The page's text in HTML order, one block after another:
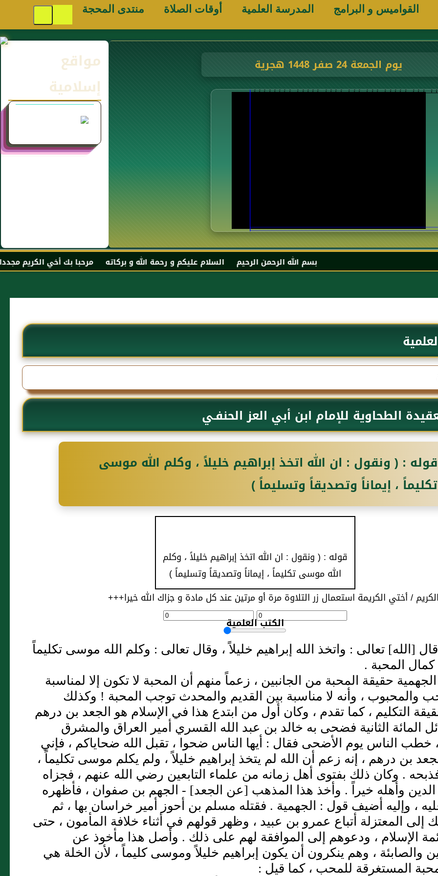
القواميس و البرامج المدرسة العلمية أوقات الصلاة منتدى المحجة
يوم الجمعة 24 صفر 1448 هجرية
مواقع
إسلامية
بسم الله الرحمن الرحيم السلام عليكم و رحمة الله و بركاته مرحبا بك أخي الكريم مجددا في موقعك
الطحاوية للإمام ابن أبي العز الحنفـي
قوله : ( ونقول : ان الله اتخذ إبراهيم خليلاً ، وكلم الله موسى
تكليماً ، إيماناً وتصديقاً وتسليماً )
قوله : ( ونقول : ان الله اتخذ إبراهيم خليلاً ، وكلم
الله موسى تكليماً ، إيماناً وتصديقاً وتسليماً )
/ أختي الكريمة استعمال زر التلاوة مرة أو مرتين عند كل مادة و جزاك الله خيرا+++
الكتب العلمية
[الله] تعالى : واتخذ الله إبراهيم خليلاً ، وقال تعالى : وكلم الله موسى تكليماً
كمال المحبة .
حقيقة المحبة من الجانبين ، زعماً منهم أن المحبة لا تكون إلا لمناسبة
والمحبوب ، وأنه لا مناسبة بين القديم والمحدث توجب المحبة ! وكذلك
التكليم ، كما تقدم ، وكان أول من ابتدع هذا في الإسلام هو الجعد بن درهم
المائة الثانية فضحى به خالد بن عبد الله القسري أمير العراق والمشرق
خطب الناس يوم الأضحى فقال : أيها الناس ضحوا ، تقبل الله ضحاياكم ، فإني
بن درهم ، إنه زعم أن الله لم يتخذ إبراهيم خليلاً ، ولم يكلم موسى تكليماً ،
. وكان ذلك بفتوى أهل زمانه من علماء التابعين رضي الله عنهم ، فجزاه
الدين وأهله خيراً . وأخذ هذا المذهب [عن الجعد] - الجهم بن صفوان ، فأظهره
، وإليه أضيف قول : الجهمية . فقتله مسلم بن أحوز أمير خراسان بها ، ثم
إلى المعتزلة أتباع عمرو بن عبيد ، وظهر قولهم في أثناء خلافة المأمون ، حتى
الإسلام ، ودعوهم إلى الموافقة لهم على ذلك . وأصل هذا مأخوذ عن
والصابئة ، وهم ينكرون أن يكون إبراهيم خليلاً وموسى كليماً ، لأن الخلة هي
المستغرقة للمحب ، كما قيل :